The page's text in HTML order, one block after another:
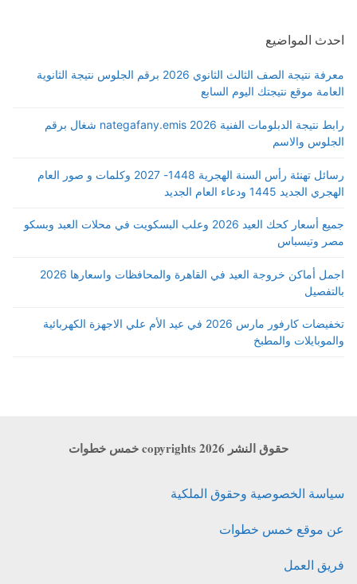
احدث المواضيع
معرفة نتيجة الصف الثالث الثانوي 2026 برقم الجلوس نتيجة الثانوية
العامة موقع نتيجتك اليوم السابع
رابط نتيجة الدبلومات الفنية 2026 nategafany.emis شغال برقم
الجلوس والاسم
رسائل تهنئة رأس السنة الهجرية 1448- 2027 وكلمات و صور العام
الهجري الجديد 1445 ودعاء العام الجديد
جميع أسعار كحك العيد 2026 وعلب البسكويت في محلات العبد وبسكو
مصر وتيسباس
اجمل أماكن خروجة العيد في القاهرة والمحافظات واسعارها 2026
بالتفصيل
تخفيضات كارفور مارس 2026 في عيد الأم علي الاجهزة الكهربائية
والموبايلات والمطبخ
حقوق النشر copyrights 2026 خمس خطوات
سياسة الخصوصية وحقوق الملكية
عن موقع خمس خطوات
فريق العمل